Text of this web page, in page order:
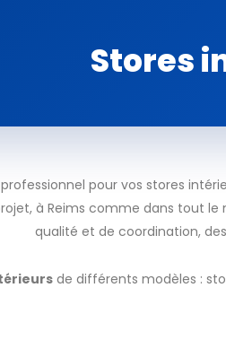
Stores
pour vos stores
à Reims comme dans tout le
qualité et de coordination,
de différents modèles :